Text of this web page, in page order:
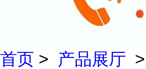
首页 > 产品展厅 >